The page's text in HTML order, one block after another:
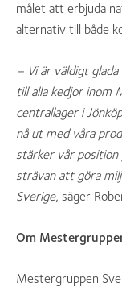
målet att erbjuda
alternativ till både
– Vi är väldigt
till alla kedjor inom
centrallager i
nå ut med våra
stärker vår
strävan att göra
Sverige, säger
Om
Mestergruppen